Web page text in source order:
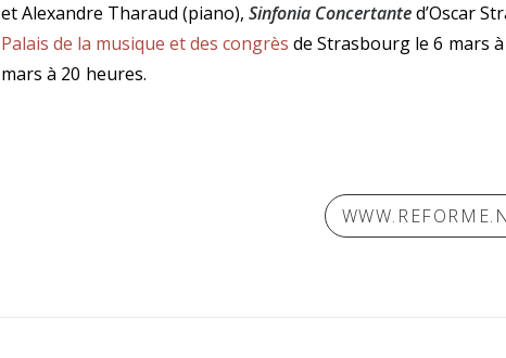
et Alexandre Tharaud (piano), Sinfonia Concertanted’Oscar
Palais de la musique et des congrès de Strasbourg le 6 mars
mars à 20 heures.